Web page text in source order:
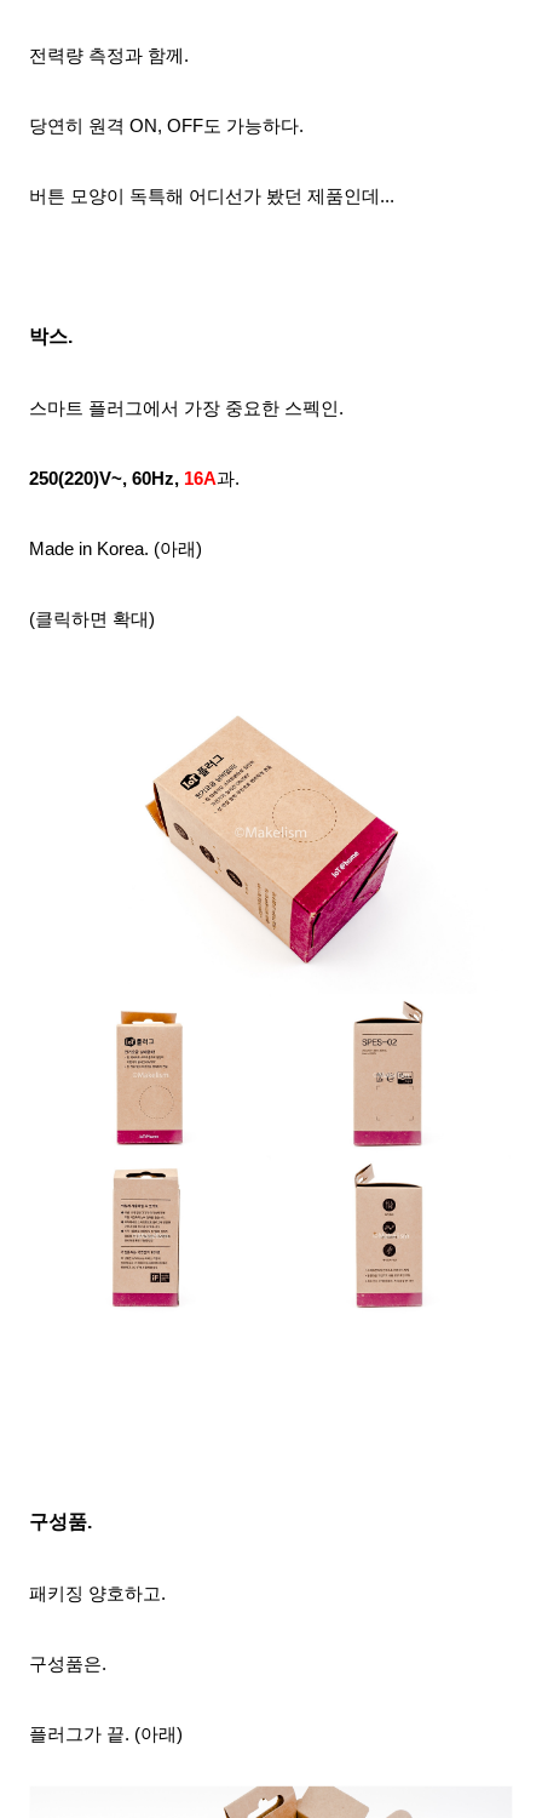
전력량 측정과 함께.
당연히 원격 ON, OFF도 가능하다.
버튼 모양이 독특해 어디선가 봤던 제품인데...
박스.
스마트 플러그에서 가장 중요한 스펙인.
250(220)V~, 60Hz, 16A과.
Made in Korea. (아래)
(클릭하면 확대)
구성품.
패키징 양호하고.
구성품은.
플러그가 끝. (아래)